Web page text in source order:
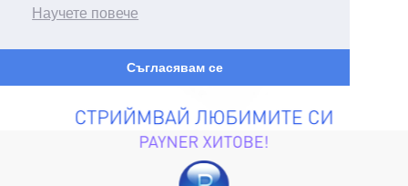
Научете повече
Съгласявам се